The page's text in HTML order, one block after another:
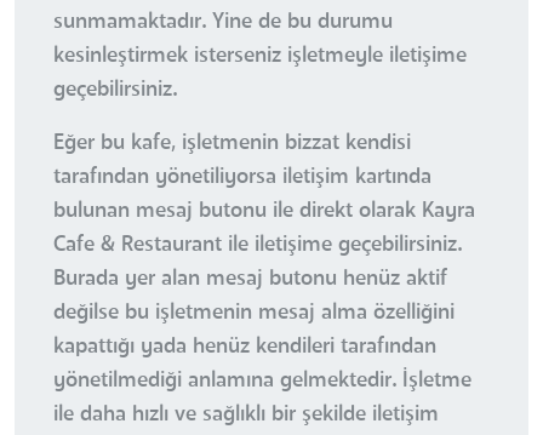
sunmamaktadır. Yine de bu durumu
kesinleştirmek isterseniz işletmeyle iletişime
geçebilirsiniz.
Eğer bu kafe, işletmenin bizzat kendisi
tarafından yönetiliyorsa iletişim kartında
bulunan mesaj butonu ile direkt olarak Kayra
Cafe & Restaurant ile iletişime geçebilirsiniz.
Burada yer alan mesaj butonu henüz aktif
değilse bu işletmenin mesaj alma özelliğini
kapattığı yada henüz kendileri tarafından
yönetilmediği anlamına gelmektedir. İşletme
ile daha hızlı ve sağlıklı bir şekilde iletişim